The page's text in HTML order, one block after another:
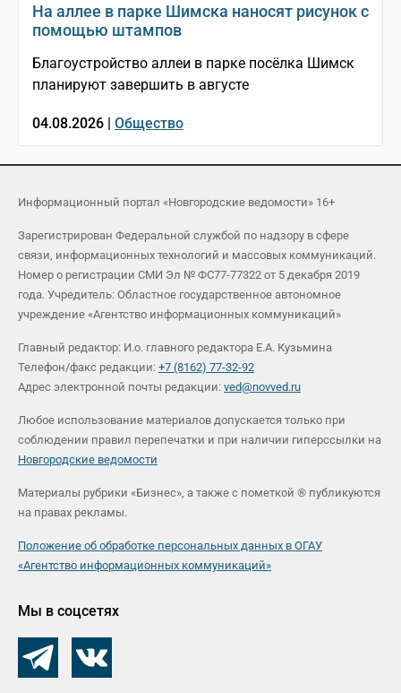
На аллее в парке Шимска наносят рисунок с
помощью штампов
Благоустройство аллеи в парке посёлка Шимск
планируют завершить в августе
04.08.2026 | Общество
Информационный портал «Новгородские ведомости» 16+
Зарегистрирован Федеральной службой по надзору в сфере
связи, информационных технологий и массовых коммуникаций.
Номер о регистрации СМИ Эл № ФС77-77322 от 5 декабря 2019
года. Учредитель: Областное государственное автономное
учреждение «Агентство информационных коммуникаций»
Главный редактор: И.о. главного редактора Е.А. Кузьмина
Телефон/факс редакции: +7 (8162) 77-32-92
Адрес электронной почты редакции: ved@novved.ru
Любое использование материалов допускается только при
соблюдении правил перепечатки и при наличии гиперссылки на
Новгородские ведомости
Материалы рубрики «Бизнес», а также с пометкой ® публикуются
на правах рекламы.
Положение об обработке персональных данных в ОГАУ
«Агентство информационных коммуникаций»
Мы в соцсетях